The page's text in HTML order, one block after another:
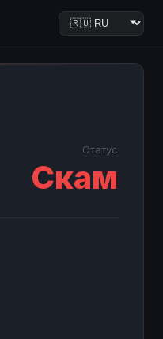
Статус
Скам